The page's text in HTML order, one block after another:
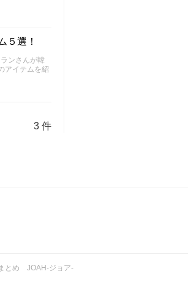
５選！
ンさんが韓
アイテムを紹
3 件
とめ JOAH-ジョア-